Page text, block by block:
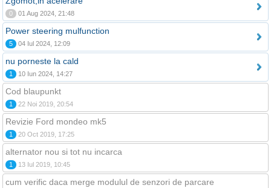
0 01 Aug 2024, 21:48
Power steering mulfunction
5 04 Iul 2024, 12:09
nu porneste la cald
1 10 Iun 2024, 14:27
Cod blaupunkt
1 22 Noi 2019, 20:54
Revizie Ford mondeo mk5
1 20 Oct 2019, 17:25
alternator nou si tot nu incarca
1 13 Iul 2019, 10:45
cum verific daca merge modulul de senzori de parcare